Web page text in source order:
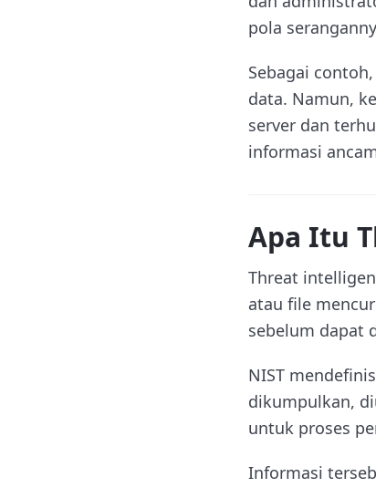
pola
Sebagai
data. Namun,
server dan
informasi
Apa Itu
Threat
atau file
sebelum dapat
NIST
dikumpulkan,
untuk proses
Informasi